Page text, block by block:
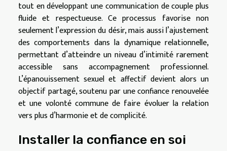
tout en développant une communication de couple plus
fluide et respectueuse. Ce processus favorise non
seulement l’expression du désir, mais aussi l’ajustement
des comportements dans la dynamique relationnelle,
permettant d’atteindre un niveau d’intimité rarement
accessible sans accompagnement professionnel.
L’épanouissement sexuel et affectif devient alors un
objectif partagé, soutenu par une confiance renouvelée
et une volonté commune de faire évoluer la relation
vers plus d’harmonie et de complicité.
Installer la confiance en soi